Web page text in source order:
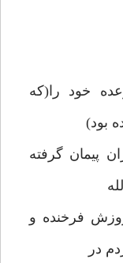
خود را(که
بود)
پيمان گرفته
فرخنده و
در